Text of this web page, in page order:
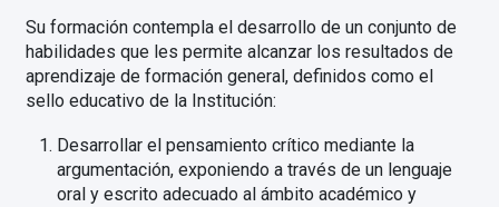
Su formación contempla el desarrollo de un conjunto de
habilidades que les permite alcanzar los resultados de
aprendizaje de formación general, definidos como el
sello educativo de la Institución:
Desarrollar el pensamiento crítico mediante la
argumentación, exponiendo a través de un lenguaje
oral y escrito adecuado al ámbito académico y